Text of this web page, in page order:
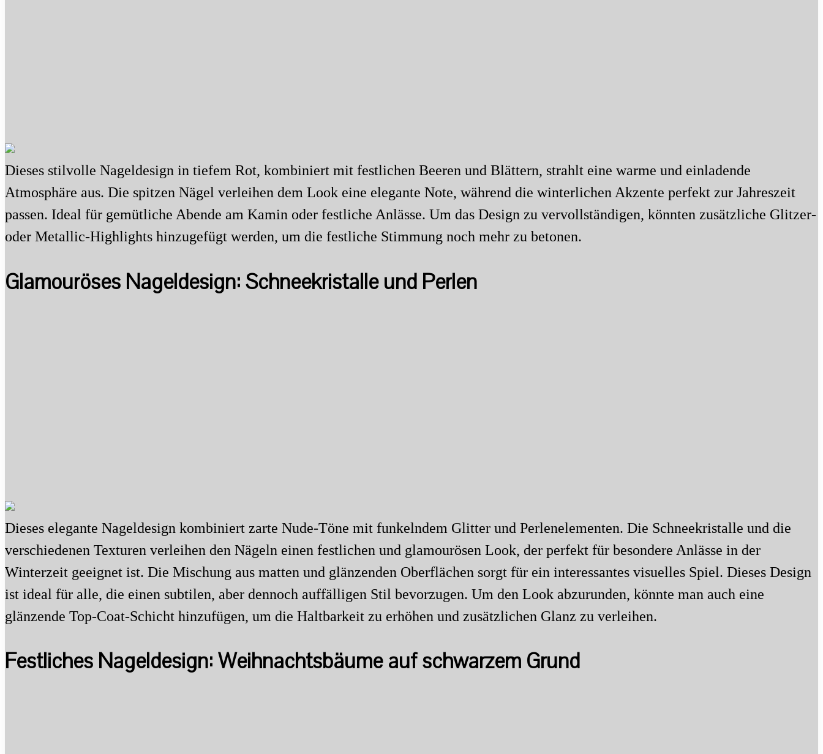
Dieses stilvolle Nageldesign in tiefem Rot, kombiniert mit festlichen Beeren und Blättern, strahlt eine warme und einladende
Atmosphäre aus. Die spitzen Nägel verleihen dem Look eine elegante Note, während die winterlichen Akzente perfekt zur Jahreszeit
passen. Ideal für gemütliche Abende am Kamin oder festliche Anlässe. Um das Design zu vervollständigen, könnten zusätzliche Glitzer-
oder Metallic-Highlights hinzugefügt werden, um die festliche Stimmung noch mehr zu betonen.
Glamouröses Nageldesign: Schneekristalle und Perlen
Dieses elegante Nageldesign kombiniert zarte Nude-Töne mit funkelndem Glitter und Perlenelementen. Die Schneekristalle und die
verschiedenen Texturen verleihen den Nägeln einen festlichen und glamourösen Look, der perfekt für besondere Anlässe in der
Winterzeit geeignet ist. Die Mischung aus matten und glänzenden Oberflächen sorgt für ein interessantes visuelles Spiel. Dieses Design
ist ideal für alle, die einen subtilen, aber dennoch auffälligen Stil bevorzugen. Um den Look abzurunden, könnte man auch eine
glänzende Top-Coat-Schicht hinzufügen, um die Haltbarkeit zu erhöhen und zusätzlichen Glanz zu verleihen.
Festliches Nageldesign: Weihnachtsbäume auf schwarzem Grund